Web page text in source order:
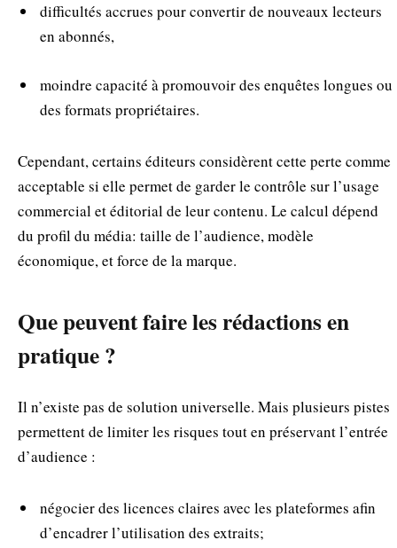
difficultés accrues pour convertir de nouveaux lecteurs
en abonnés,
moindre capacité à promouvoir des enquêtes longues ou
des formats propriétaires.
Cependant, certains éditeurs considèrent cette perte comme
acceptable si elle permet de garder le contrôle sur l’usage
commercial et éditorial de leur contenu. Le calcul dépend
du profil du média: taille de l’audience, modèle
économique, et force de la marque.
Que peuvent faire les rédactions en
pratique ?
Il n’existe pas de solution universelle. Mais plusieurs pistes
permettent de limiter les risques tout en préservant l’entrée
d’audience :
négocier des licences claires avec les plateformes afin
d’encadrer l’utilisation des extraits;